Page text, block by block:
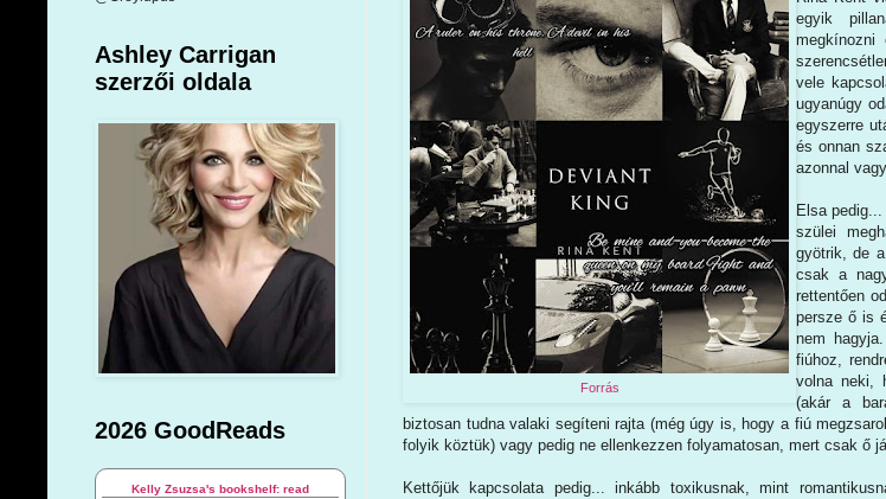
Forrás
egyik
vele
ugyanúgy
egyszerre
és onnan
azonnal
Elsa
szülei
gyötrik, de
csak a
rettentően
persze ő is
nem
fiúhoz,
volna neki,
(akár a
biztosan tudna valaki segíteni rajta (még úgy is, hogy a fiú
folyik köztük) vagy pedig ne ellenkezzen folyamatosan, mert csak ő
Kettőjük kapcsolata pedig... inkább toxikusnak, mint
Ashley Carrigan
szerzői oldala
2026 GoodReads
Kelly Zsuzsa's bookshelf: read